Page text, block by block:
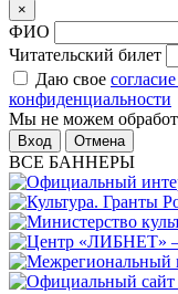
×
ФИО
Читательский билет
Даю свое
конфиденциальности
Мы не можем
Отмена
ВСЕ БАННЕРЫ